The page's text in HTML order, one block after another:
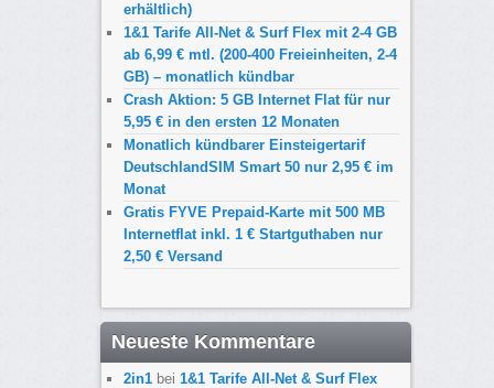
erhältlich)
1&1 Tarife All-Net & Surf Flex mit 2-4 GB
ab 6,99 € mtl. (200-400 Freieinheiten, 2-4
GB) – monatlich kündbar
Crash Aktion: 5 GB Internet Flat für nur
5,95 € in den ersten 12 Monaten
Monatlich kündbarer Einsteigertarif
DeutschlandSIM Smart 50 nur 2,95 € im
Monat
Gratis FYVE Prepaid-Karte mit 500 MB
Internetflat inkl. 1 € Startguthaben nur
2,50 € Versand
Neueste Kommentare
2in1bei 1&1 Tarife All-Net & Surf Flex